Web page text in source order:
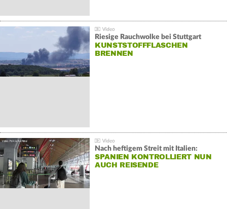
Riesige Rauchwolke bei Stuttgart
KUNSTSTOFFFLASCHEN
BRENNEN
Nach heftigem Streit mit Italien:
SPANIEN KONTROLLIERT NUN
AUCH REISENDE